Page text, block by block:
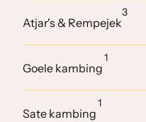
Atjar's & Rempejek
3
Goele kambing
1
Sate kambing
1